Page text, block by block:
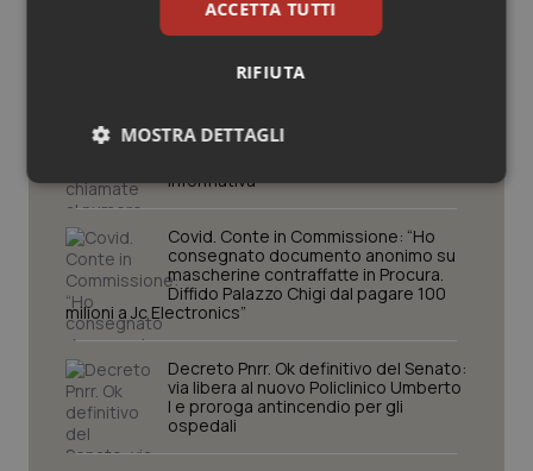
Ulcera & Reflusso
Potrebbe interessarti in
Governo e Parlamento
Caldo. Ministero: oltre 1.700 chiamate
al numero 1500 dal 22 giugno.
informativa
Covid. Conte in Commissione: “Ho
consegnato documento anonimo su
mascherine contraffatte in Procura.
Diffido Palazzo Chigi dal pagare 100
milioni a Jc Electronics”
Decreto Pnrr. Ok definitivo del Senato:
via libera al nuovo Policlinico Umberto
I e proroga antincendio per gli
ospedali
ACCETTA TUTTI
RIFIUTA
MOSTRA DETTAGLI
Necessari Statistici Marketing
I cookie necessari contribuiscono a rendere fruibile il
sito web abilitandone funzionalità di base quali la
navigazione sulle pagine e l'accesso alle aree
protette del sito. Il sito web non è in grado di